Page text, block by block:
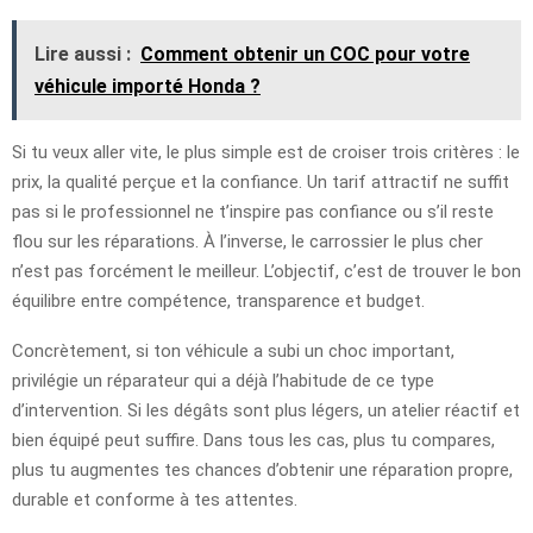
Lire aussi : Comment obtenir un COC pour votre
véhicule importé Honda ?
Si tu veux aller vite, le plus simple est de croiser trois critères : le
prix, la qualité perçue et la confiance. Un tarif attractif ne suffit
pas si le professionnel ne t’inspire pas confiance ou s’il reste
flou sur les réparations. À l’inverse, le carrossier le plus cher
n’est pas forcément le meilleur. L’objectif, c’est de trouver le bon
équilibre entre compétence, transparence et budget.
Concrètement, si ton véhicule a subi un choc important,
privilégie un réparateur qui a déjà l’habitude de ce type
d’intervention. Si les dégâts sont plus légers, un atelier réactif et
bien équipé peut suffire. Dans tous les cas, plus tu compares,
plus tu augmentes tes chances d’obtenir une réparation propre,
durable et conforme à tes attentes.